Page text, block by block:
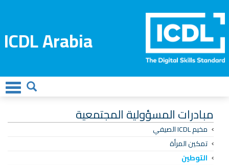
ICDL Arabia
مبادرات المسؤولية المجتمعية
مخيم ICDL الصيفي
تمكين المرأة
التوطين